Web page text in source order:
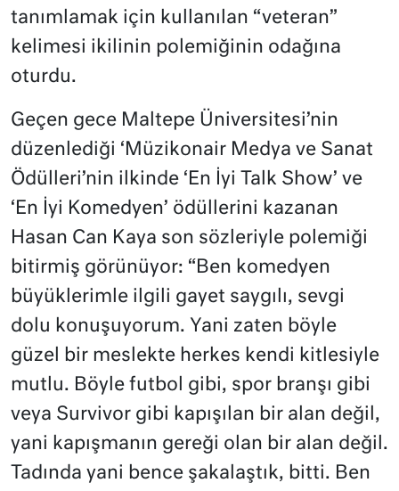
tanımlamak için kullanılan “veteran”
kelimesi ikilinin polemiğinin odağına
oturdu.
Geçen gece Maltepe Üniversitesi’nin
düzenlediği ‘Müzikonair Medya ve Sanat
Ödülleri’nin ilkinde ‘En İyi Talk Show’ ve
‘En İyi Komedyen’ ödüllerini kazanan
Hasan Can Kaya son sözleriyle polemiği
bitirmiş görünüyor: “Ben komedyen
büyüklerimle ilgili gayet saygılı, sevgi
dolu konuşuyorum. Yani zaten böyle
güzel bir meslekte herkes kendi kitlesiyle
mutlu. Böyle futbol gibi, spor branşı gibi
veya Survivor gibi kapışılan bir alan değil,
yani kapışmanın gereği olan bir alan değil.
Tadında yani bence şakalaştık, bitti. Ben